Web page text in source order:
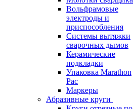
Вольфрамовые
электроды и
приспособления
Системы вытяжки
сварочных дымов
Керамические
подкладки
Упаковка Marathon
Pac
Маркеры
Абразивные круги